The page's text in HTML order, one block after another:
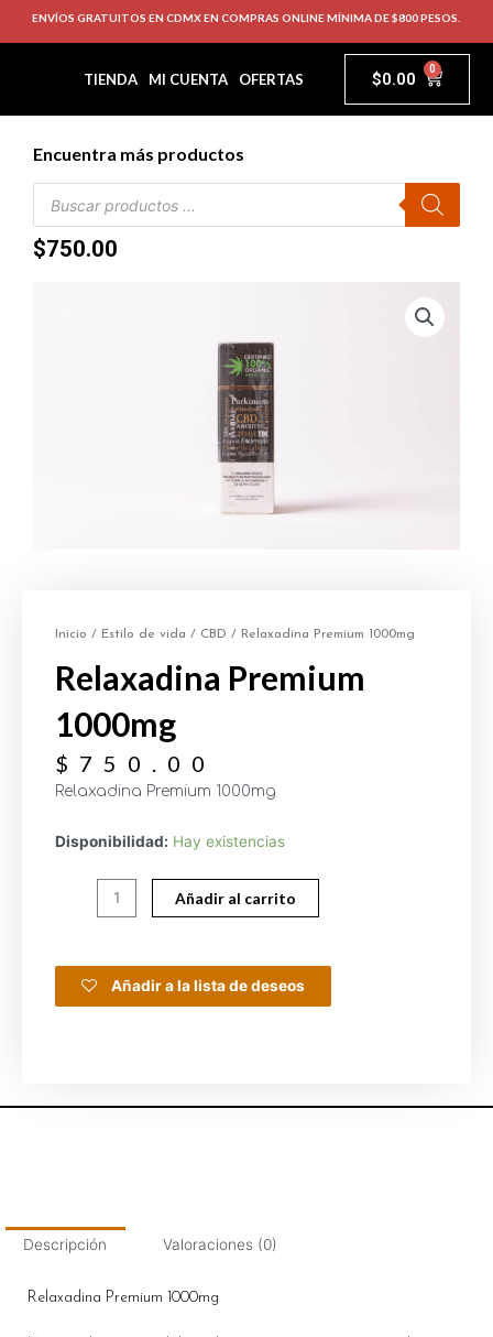
ENVÍOS GRATUITOS EN CDMX EN COMPRAS ONLINE MÍNIMA DE $800 PESOS.
TIENDA MI CUENTA OFERTAS $0.00 0
Encuentra más productos
$750.00
Inicio / Estilo de vida / CBD / Relaxadina Premium 1000mg
Relaxadina Premium
1000mg
$ 750.00
Relaxadina Premium 1000mg
Disponibilidad: Hay existencias
Añadir al carrito
Añadir a la lista de deseos
Descripción Valoraciones (0)
Relaxadina Premium 1000mg